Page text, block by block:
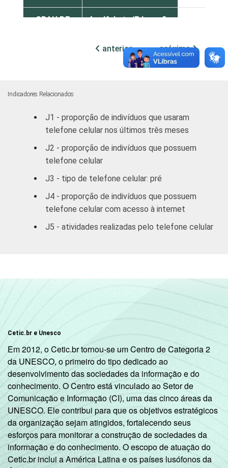
GRAU DE
Analfabeto/Educação
Fundamental
FAIXA
ETÁRIA
De 10 a 15 anos
De 16 a 24 anos
De 25 a 34 anos
De 35 a 44 anos
De 45 a 59 anos 2
RENDA
Até R$465 2
R$1396-R$2325
R$2326-R$4650
R$4651 ou mais 22
CLASSE
SOCIAL
A 23
B 10
anterior próxima
Indicadores Relacionados
J1 - proporção de indivíduos que usaram
telefone celular nos últimos três meses
J2 - proporção de indivíduos que possuem
telefone celular
J3 - tipo de telefone celular: pré
J4 - proporção de indivíduos que possuem
telefone celular com acesso à internet
J5 - atividades realizadas pelo telefone celular
Cetic.br e Unesco
Em 2012, o Cetic.br tornou-se um Centro de Categoria 2
da UNESCO, o primeiro do tipo dedicado ao
desenvolvimento das sociedades da informação e do
conhecimento. O Centro está vinculado ao Setor de
Comunicação e Informação (CI), uma das cinco áreas da
UNESCO. Ele contribui para que os objetivos estratégicos
da organização sejam atingidos, fortalecendo seus
esforços para monitorar a construção de sociedades da
informação e do conhecimento. O escopo de atuação do
Cetic.br inclui a América Latina e os países lusófonos da